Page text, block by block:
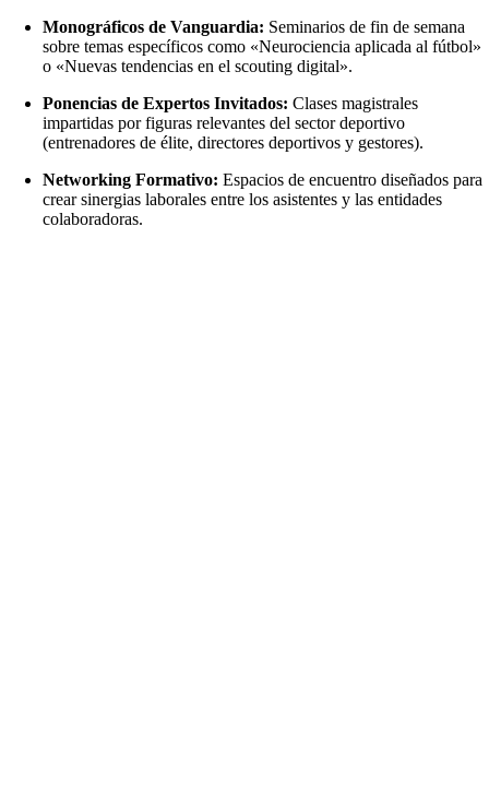
Monográficos de Vanguardia: Seminarios de fin de semana
sobre temas específicos como «Neurociencia aplicada al fútbol»
o «Nuevas tendencias en el scouting digital».
Ponencias de Expertos Invitados: Clases magistrales
impartidas por figuras relevantes del sector deportivo
(entrenadores de élite, directores deportivos y gestores).
Networking Formativo: Espacios de encuentro diseñados para
crear sinergias laborales entre los asistentes y las entidades
colaboradoras.